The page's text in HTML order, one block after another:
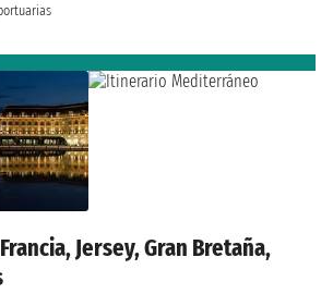
Jersey, Gran Bretaña,